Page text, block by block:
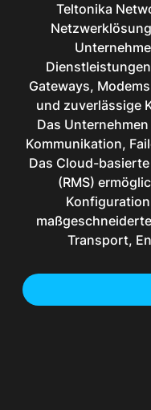
Teltonika
Gateways,
und zuverlässige
Das
Kommunikation,
Das Cloud-
(RMS)
Transport,